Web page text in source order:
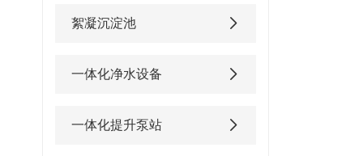
絮凝沉淀池
一体化净水设备
一体化提升泵站